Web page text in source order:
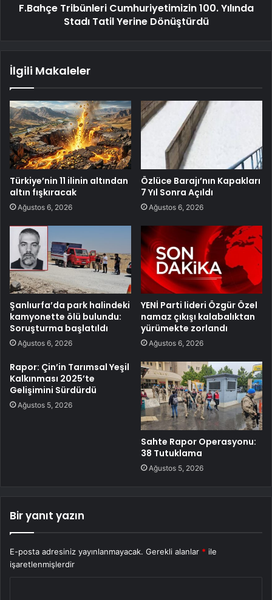
F.Bahçe Tribünleri Cumhuriyetimizin 100. Yılında
Stadı Tatil Yerine Dönüştürdü
İlgili Makaleler
Türkiye’nin 11 ilinin altından
altın fışkıracak
Ağustos 6, 2026
Özlüce Barajı’nın Kapakları
7 Yıl Sonra Açıldı
Ağustos 6, 2026
Şanlıurfa’da park halindeki
kamyonette ölü bulundu:
Soruşturma başlatıldı
Ağustos 6, 2026
YENİ Parti lideri Özgür Özel
namaz çıkışı kalabalıktan
yürümekte zorlandı
Ağustos 6, 2026
Rapor: Çin’in Tarımsal Yeşil
Kalkınması 2025’te
Gelişimini Sürdürdü
Ağustos 5, 2026
Sahte Rapor Operasyonu:
38 Tutuklama
Ağustos 5, 2026
Bir yanıt yazın
E-posta adresiniz yayınlanmayacak. Gerekli alanlar * ile
işaretlenmişlerdir